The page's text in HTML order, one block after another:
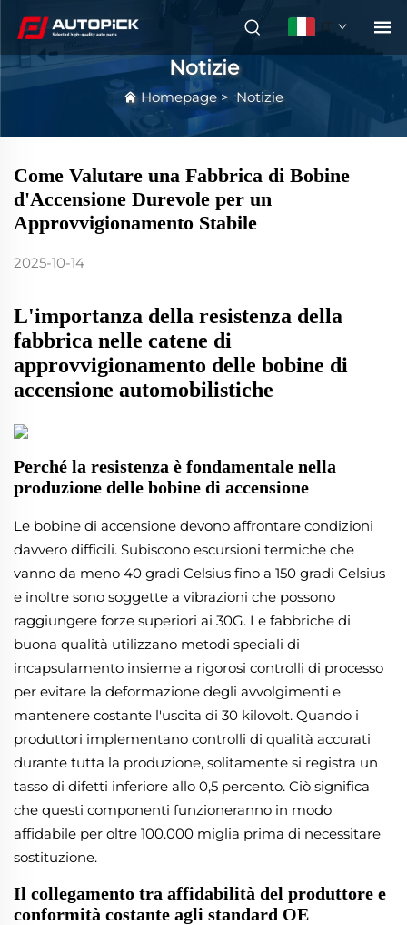
IT
Notizie
Homepage >Notizie
Come Valutare una Fabbrica di Bobine
d'Accensione Durevole per un
Approvvigionamento Stabile
2025-10-14
L'importanza della resistenza della
fabbrica nelle catene di
approvvigionamento delle bobine di
accensione automobilistiche
Perché la resistenza è fondamentale nella
produzione delle bobine di accensione
Le bobine di accensione devono affrontare condizioni
davvero difficili. Subiscono escursioni termiche che
vanno da meno 40 gradi Celsius fino a 150 gradi Celsius
e inoltre sono soggette a vibrazioni che possono
raggiungere forze superiori ai 30G. Le fabbriche di
buona qualità utilizzano metodi speciali di
incapsulamento insieme a rigorosi controlli di processo
per evitare la deformazione degli avvolgimenti e
mantenere costante l'uscita di 30 kilovolt. Quando i
produttori implementano controlli di qualità accurati
durante tutta la produzione, solitamente si registra un
tasso di difetti inferiore allo 0,5 percento. Ciò significa
che questi componenti funzioneranno in modo
affidabile per oltre 100.000 miglia prima di necessitare
sostituzione.
Il collegamento tra affidabilità del produttore e
conformità costante agli standard OE